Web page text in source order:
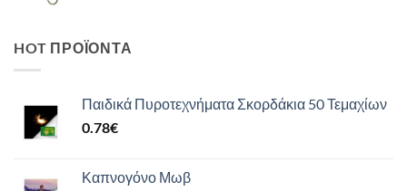
HOT ΠΡΟΪΌΝΤΑ
Παιδικά Πυροτεχνήματα Σκορδάκια 50 Τεμαχίων
0.78€
Καπνογόνο Μωβ